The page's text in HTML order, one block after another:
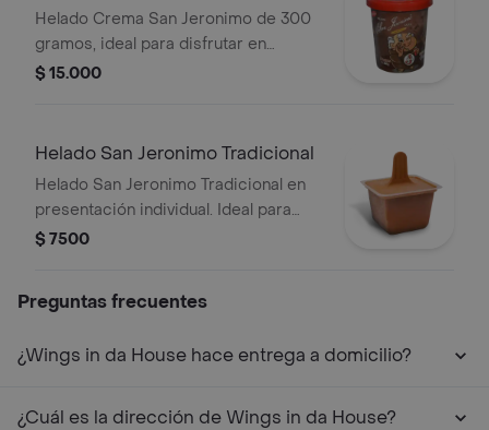
300gr
Helado Crema San Jeronimo de 300
gramos, ideal para disfrutar en
cualquier momento.
$ 15.000
Helado San Jeronimo Tradicional
Helado San Jeronimo Tradicional en
presentación individual. Ideal para
disfrutar en cualquier momento.
$ 7500
Preguntas frecuentes
¿Wings in da House hace entrega a domicilio?
¿Cuál es la dirección de Wings in da House?